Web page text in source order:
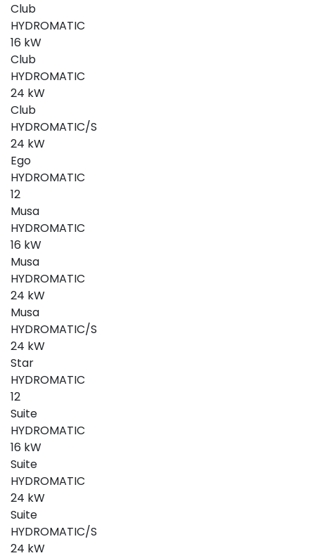
Club
HYDROMATIC
16 kW
Club
HYDROMATIC
24 kW
Club
HYDROMATIC/S
24 kW
Ego
HYDROMATIC
12
Musa
HYDROMATIC
16 kW
Musa
HYDROMATIC
24 kW
Musa
HYDROMATIC/S
24 kW
Star
HYDROMATIC
12
Suite
HYDROMATIC
16 kW
Suite
HYDROMATIC
24 kW
Suite
HYDROMATIC/S
24 kW